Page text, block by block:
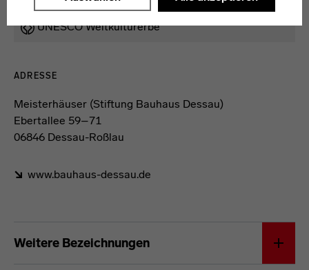
Datenschutzerklärung
Legende
UNESCO Weltkulturerbe
Kontaktdaten und Öffnungszeiten
ADRESSE
Meisterhäuser (Stiftung Bauhaus Dessau)
Ebertallee 59–71
06846 Dessau-Roßlau
www.bauhaus-dessau.de
Weitere Bezeichnungen